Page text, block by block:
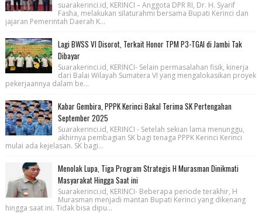
suarakerinci.id, KERINCI – Anggota DPR RI, Dr. H. Syarif
Fasha, melakukan silaturahmi bersama Bupati Kerinci dan
jajaran Pemerintah Daerah K...
Lagi BWSS VI Disorot, Terkait Honor TPM P3-TGAI di Jambi Tak
Dibayar
Suarakerinci.id, KERINCI- Selain permasalahan fisik, kinerja
dari Balai Wilayah Sumatera VI yang mengalokasikan proyek
pekerjaannya dalam be...
Kabar Gembira, PPPK Kerinci Bakal Terima SK Pertengahan
September 2025
Suarakerinci.id, KERINCI - Setelah sekian lama menunggu,
akhirnya pembagian SK bagi tenaga PPPK Kerinci Kerinci
mulai ada kejelasan. SK bagi...
Menolak Lupa, Tiga Program Strategis H Murasman Dinikmati
Masyarakat Hingga Saat ini
Suarakerinci.id, KERINCI- Beberapa periode terakhir, H
Murasman menjadi mantan Bupati Kerinci yang dikenang
hingga saat ini. Tidak bisa dipu...